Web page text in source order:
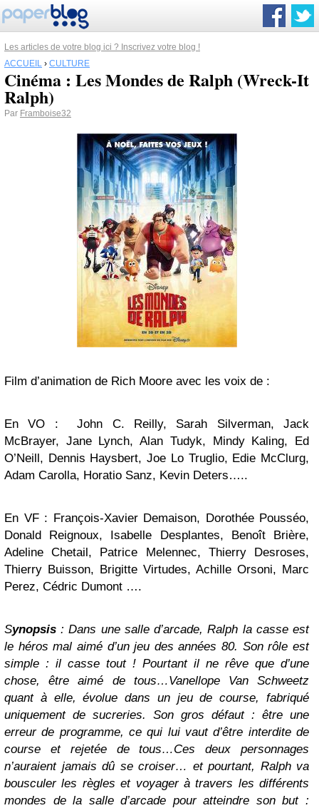
Les articles de votre blog ici ? Inscrivez votre blog !
ACCUEIL › CULTURE
Cinéma : Les Mondes de Ralph (Wreck-It
Ralph)
Par Framboise32
Film d’animation de Rich Moore avec les voix de :
En VO : John C. Reilly, Sarah Silverman, Jack
McBrayer, Jane Lynch, Alan Tudyk, Mindy Kaling, Ed
O’Neill, Dennis Haysbert, Joe Lo Truglio, Edie McClurg,
Adam Carolla, Horatio Sanz, Kevin Deters…..
En VF : François-Xavier Demaison, Dorothée Pousséo,
Donald Reignoux, Isabelle Desplantes, Benoît Brière,
Adeline Chetail, Patrice Melennec, Thierry Desroses,
Thierry Buisson, Brigitte Virtudes, Achille Orsoni, Marc
Perez, Cédric Dumont ….
Synopsis : Dans une salle d’arcade, Ralph la casse est
le héros mal aimé d’un jeu des années 80. Son rôle est
simple : il casse tout ! Pourtant il ne rêve que d’une
chose, être aimé de tous…Vanellope Van Schweetz
quant à elle, évolue dans un jeu de course, fabriqué
uniquement de sucreries. Son gros défaut : être une
erreur de programme, ce qui lui vaut d’être interdite de
course et rejetée de tous…Ces deux personnages
n’auraient jamais dû se croiser… et pourtant, Ralph va
bousculer les règles et voyager à travers les différents
mondes de la salle d’arcade pour atteindre son but :